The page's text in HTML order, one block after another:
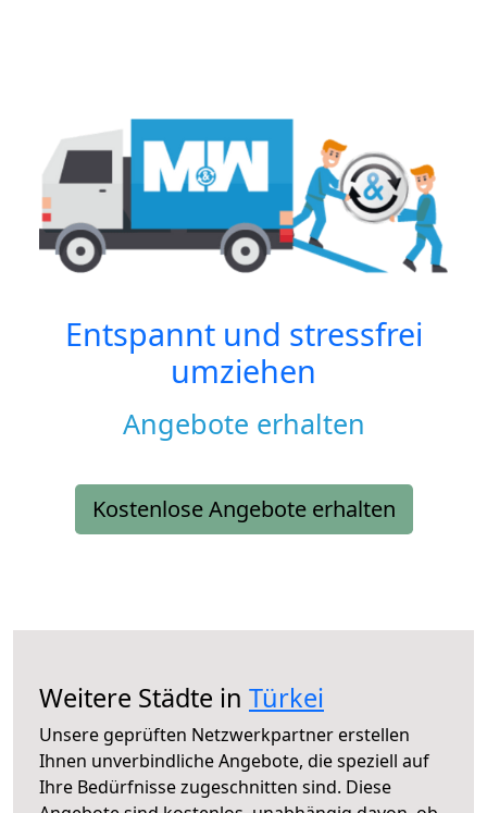
Entspannt und stressfrei
umziehen
Angebote erhalten
Kostenlose Angebote erhalten
Weitere Städte in Türkei
Unsere geprüften Netzwerkpartner erstellen
Ihnen unverbindliche Angebote, die speziell auf
Ihre Bedürfnisse zugeschnitten sind. Diese